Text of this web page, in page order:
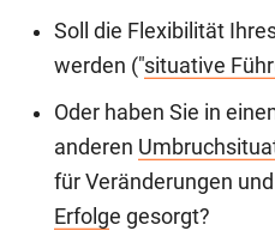
Soll die Flexibilität
werden ("situative
Oder haben Sie in
anderen
für Veränderungen
Erfolge gesorgt?